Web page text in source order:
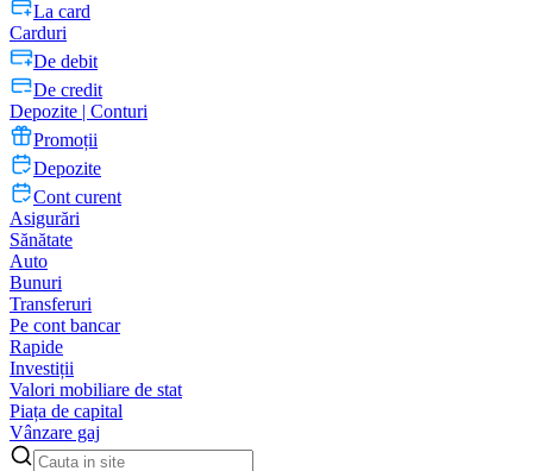
La card
Carduri
De debit
De credit
Depozite | Conturi
Promoții
Depozite
Cont curent
Asigurări
Sănătate
Auto
Bunuri
Transferuri
Pe cont bancar
Rapide
Investiții
Valori mobiliare de stat
Piața de capital
Vânzare gaj